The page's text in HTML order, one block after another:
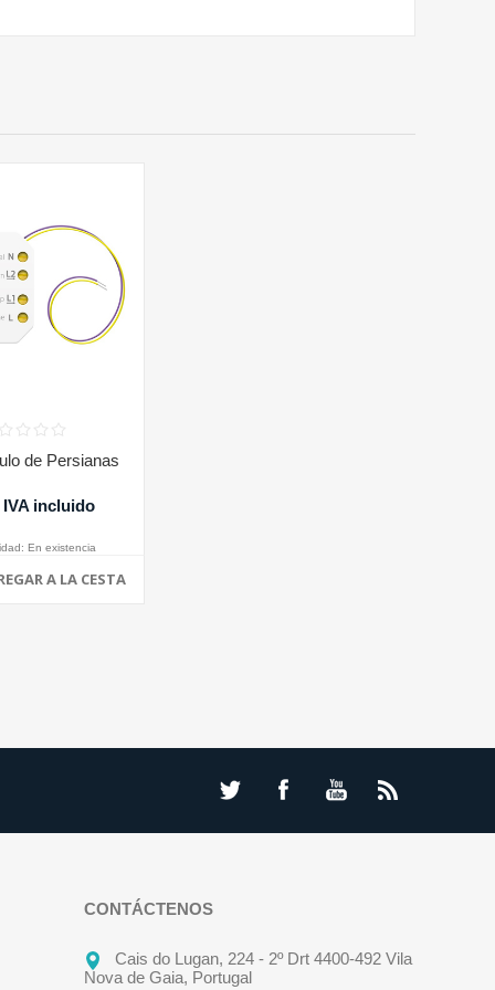
de Persianas
IVA incluido
A LA CESTA
En existencia
CONTÁCTENOS
Cais do Lugan, 224 - 2º Drt 4400-492 Vila
Nova de Gaia, Portugal